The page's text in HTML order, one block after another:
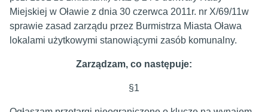
Miejskiej w Oławie z dnia 30 czerwca 2011r. nr X/69/11w
sprawie zasad zarządu przez Burmistrza Miasta Oława
lokalami użytkowymi stanowiącymi zasób komunalny.
Zarządzam, co następuje:
§1